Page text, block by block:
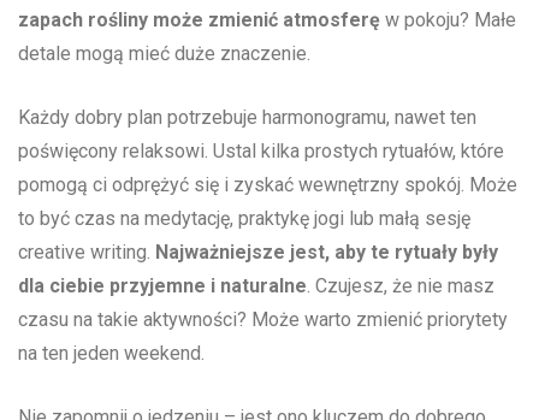
zapach rośliny może zmienić atmosferę w pokoju? Małe
detale ⁣mogą mieć duże znaczenie.
Każdy dobry plan potrzebuje harmonogramu, nawet ten
poświęcony relaksowi. Ustal kilka prostych rytuałów,‌ które
pomogą ci odprężyć się i zyskać wewnętrzny ‍spokój. ⁤Może
to być czas na medytację, praktykę jogi lub małą sesję
⁣creative writing. Najważniejsze jest, aby⁣ te rytuały ‍były
dla ciebie przyjemne ⁣i naturalne. Czujesz, że nie masz
czasu​ na takie aktywności? Może warto zmienić priorytety
na ten jeden weekend.